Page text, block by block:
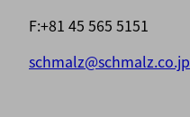
F:+81 45 565 5151
schmalz@schmalz.co.jp